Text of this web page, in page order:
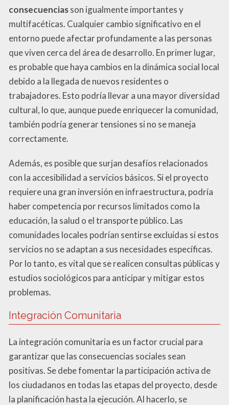
consecuenciasson igualmente importantes y
multifacéticas. Cualquier cambio significativo en el
entorno puede afectar profundamente a las personas
que viven cerca del área de desarrollo. En primer lugar,
es probable que haya cambios en la dinámica social local
debido a la llegada de nuevos residentes o
trabajadores. Esto podría llevar a una mayor diversidad
cultural, lo que, aunque puede enriquecer la comunidad,
también podría generar tensiones si no se maneja
correctamente.
Además, es posible que surjan desafíos relacionados
con la accesibilidad a servicios básicos. Si el proyecto
requiere una gran inversión en infraestructura, podría
haber competencia por recursos limitados como la
educación, la salud o el transporte público. Las
comunidades locales podrían sentirse excluidas si estos
servicios no se adaptan a sus necesidades específicas.
Por lo tanto, es vital que se realicen consultas públicas y
estudios sociológicos para anticipar y mitigar estos
problemas.
Integración Comunitaria
La integración comunitaria es un factor crucial para
garantizar que las consecuencias sociales sean
positivas. Se debe fomentar la participación activa de
los ciudadanos en todas las etapas del proyecto, desde
la planificación hasta la ejecución. Al hacerlo, se